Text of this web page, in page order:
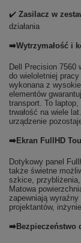
✔️ Zasilacz w
działania
➡️Wytrzymałość i
Dell Precision 7560
do wieloletniej
wykonana z
elementów
transport. To
trwałość na wiele
urządzenie
➡️Ekran FullHD
Dotykowy panel
także świetne
szkice,
Matowa
zapewniają
projektantów,
➡️Bezpieczeństwo